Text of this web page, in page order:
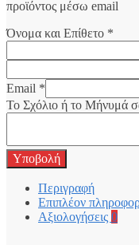
προϊόντος μέσω email
Όνομα και Επίθετο *
Email *
Το Σχόλιο ή το Μήνυμά
Υποβολή
Περιγραφή
Επιπλέον
Αξιολογήσεις 0